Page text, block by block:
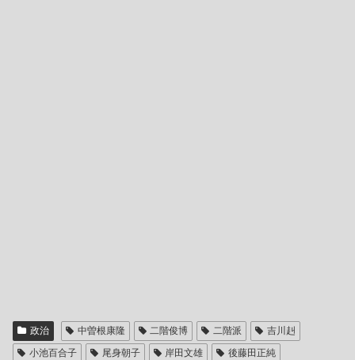
政治 中曽根康隆 二階俊博 二階派
吉川赳
小池百合子
尾身朝子 岸田文雄
後藤田正純